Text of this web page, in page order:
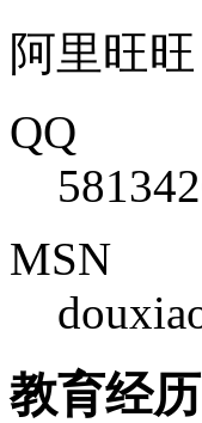
阿里旺旺
QQ
MSN
教育经历